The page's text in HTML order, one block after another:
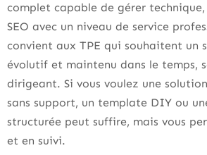
complet capable de gérer
SEO avec un niveau de service
convient aux TPE qui souhaitent un
évolutif et maintenu dans le temps,
dirigeant. Si vous voulez une
sans support, un template DIY ou
structurée peut suffire, mais vous
et en suivi.